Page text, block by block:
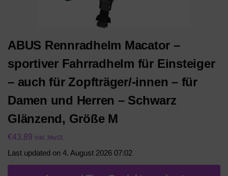
ABUS Rennradhelm Macator –
sportiver Fahrradhelm für Einsteiger
– auch für Zopfträger/-innen – für
Damen und Herren – Schwarz
Glänzend, Größe M​
€43,89 inkl. MwSt.
Last updated on 4. August 2026 07:02